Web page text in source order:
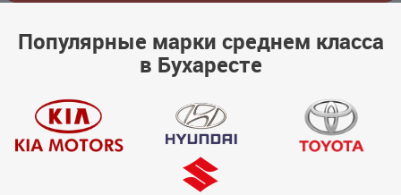
Популярные марки среднем класса
в Бухаресте